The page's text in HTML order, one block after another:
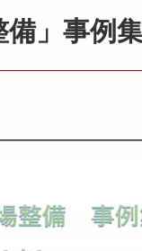
備」事例